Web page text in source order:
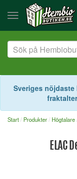
Sveriges
Start Produkter Högtalare
ELAC